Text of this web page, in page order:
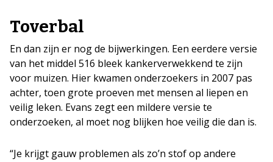
Toverbal
En dan zijn er nog de bijwerkingen. Een eerdere versie
van het middel 516 bleek kankerverwekkend te zijn
voor muizen. Hier kwamen onderzoekers in 2007 pas
achter, toen grote proeven met mensen al liepen en
veilig leken. Evans zegt een mildere versie te
onderzoeken, al moet nog blijken hoe veilig die dan is.
“Je krijgt gauw problemen als zo’n stof op andere